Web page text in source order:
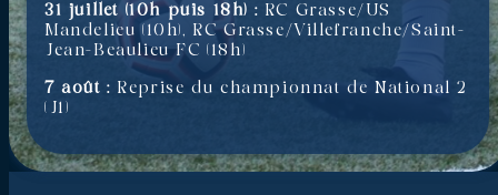
31 juillet (10h puis 18h) : RC Grasse/US
Mandelieu (10h), RC Grasse/Villefranche/Saint-
Jean-Beaulieu FC (18h)
7 août : Reprise du championnat de National 2
(J1)